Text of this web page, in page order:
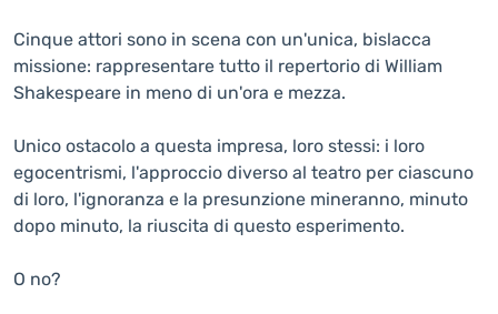
Cinque attori sono in scena con un'unica, bislacca
missione: rappresentare tutto il repertorio di William
Shakespeare in meno di un'ora e mezza.
Unico ostacolo a questa impresa, loro stessi: i loro
egocentrismi, l'approccio diverso al teatro per ciascuno
di loro, l'ignoranza e la presunzione mineranno, minuto
dopo minuto, la riuscita di questo esperimento.
O no?